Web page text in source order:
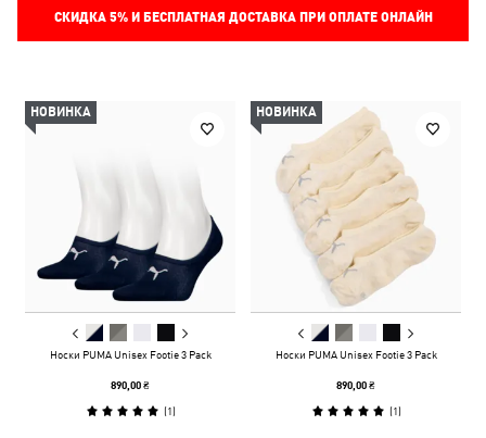
СКИДКА 5%И БЕСПЛАТНАЯ ДОСТАВКА ПРИ ОПЛАТЕ ОНЛАЙН
НОВИНКА
Носки PUMA Unisex Footie 3 Pack
890,00 ₴
(1)
НОВИНКА
Носки PUMA Unisex Footie 3 Pack
890,00 ₴
(1)